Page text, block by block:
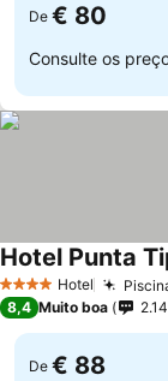
De € 80
Consulte os
4 EstrelasHotel
Hotel Punta
8,4 Muito boa
De € 88